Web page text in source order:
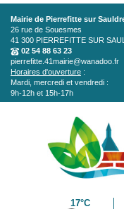
Aller au contenu principal
Mairie de Pierrefitte sur
26 rue de Souesmes
41 300 PIERREFITTE SUR
02 54 88 63 23
pierrefitte.41mairie@wanadoo.fr
Horaires d'ouverture :
Mardi, mercredi et vendredi :
9h-12h et 15h-17h
17°C